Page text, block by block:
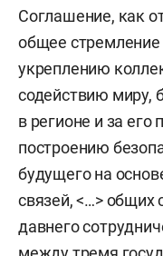
Соглашение, как
общее стремление
укреплению
содействию миру,
в регионе и за
построению
будущего на
связей, <…> общих
давнего